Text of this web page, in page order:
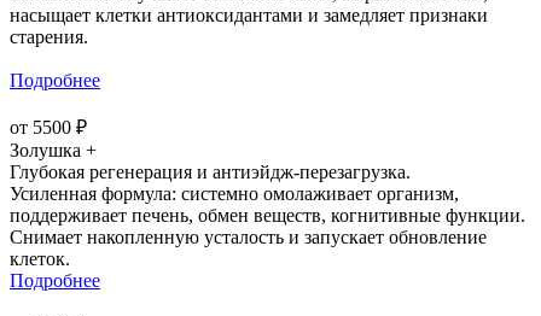
насыщает клетки антиоксидантами и замедляет признаки
старения.
Подробнее
от 5500 ₽
Золушка +
Глубокая регенерация и антиэйдж-перезагрузка.
Усиленная формула: системно омолаживает организм,
поддерживает печень, обмен веществ, когнитивные функции.
Снимает накопленную усталость и запускает обновление
клеток.
Подробнее